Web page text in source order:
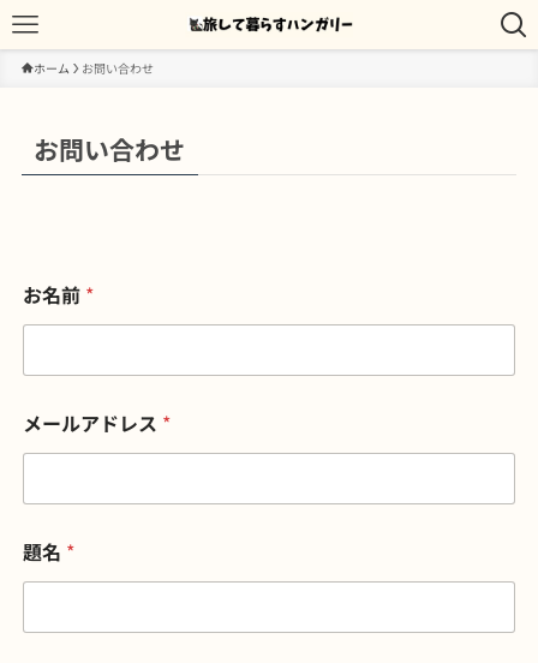
ホーム お問い合わせ
お問い合わせ
お名前 *
メールアドレス *
題名 *